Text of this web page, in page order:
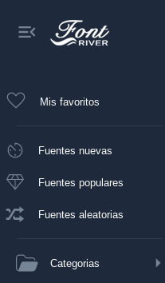
Mis favoritos
Fuentes nuevas
Fuentes populares
Fuentes aleatorias
Categorias